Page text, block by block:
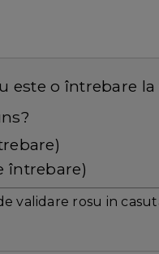
este o întrebare la
întrebare)
validare rosu in